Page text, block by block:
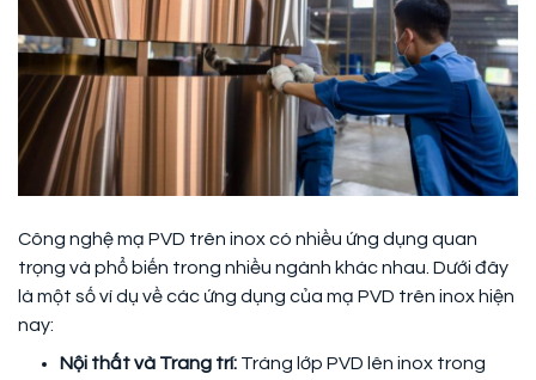
Công nghệ mạ PVD trên inox có nhiều ứng dụng quan
trọng và phổ biến trong nhiều ngành khác nhau. Dưới đây
là một số ví dụ về các ứng dụng của mạ PVD trên inox hiện
nay:
Nội thất và Trang trí: Tráng lớp PVD lên inox trong